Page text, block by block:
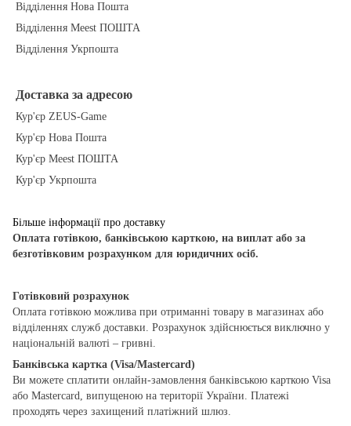
Відділення Нова Пошта
Відділення Meest ПОШТА
Відділення Укрпошта
Доставка за адресою
Кур'єр ZEUS-Game
Кур'єр Нова Пошта
Кур'єр Meest ПОШТА
Кур'єр Укрпошта
Більше інформації про доставку
Оплата готівкою, банківською карткою, на виплат або за
безготівковим розрахунком для юридичних осіб.
Готівковий розрахунок
Оплата готівкою можлива при отриманні товару в магазинах або
відділеннях служб доставки. Розрахунок здійснюється виключно у
національній валюті – гривні.
Банківська картка (Visa/Mastercard)
Ви можете сплатити онлайн-замовлення банківською карткою Visa
або Mastercard, випущеною на території України. Платежі
проходять через захищений платіжний шлюз.